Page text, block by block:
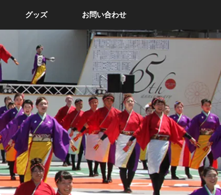
グッズ お問い合わせ